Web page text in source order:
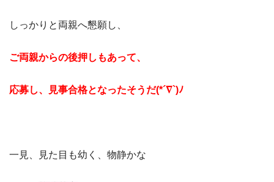
しっかりと両親へ懇願し、
ご両親からの後押しもあって、
応募し、見事合格となったそうだ(*´∇`)ﾉ
一見、見た目も幼く、物静かな